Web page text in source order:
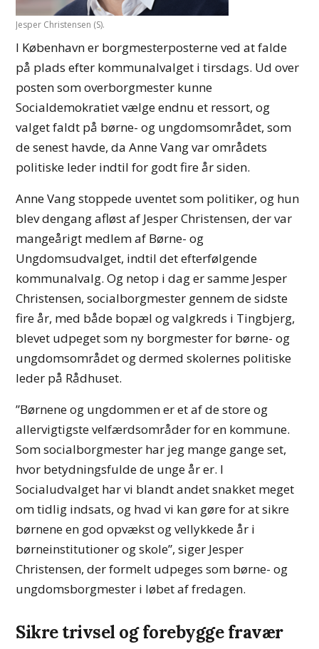
Jesper Christensen (S).
I København er borgmesterposterne ved at falde
på plads efter kommunalvalget i tirsdags. Ud over
posten som overborgmester kunne
Socialdemokratiet vælge endnu et ressort, og
valget faldt på børne- og ungdomsområdet, som
de senest havde, da Anne Vang var områdets
politiske leder indtil for godt fire år siden.
Anne Vang stoppede uventet som politiker, og hun
blev dengang afløst af Jesper Christensen, der var
mangeårigt medlem af Børne- og
Ungdomsudvalget, indtil det efterfølgende
kommunalvalg. Og netop i dag er samme Jesper
Christensen, socialborgmester gennem de sidste
fire år, med både bopæl og valgkreds i Tingbjerg,
blevet udpeget som ny borgmester for børne- og
ungdomsområdet og dermed skolernes politiske
leder på Rådhuset.
”Børnene og ungdommen er et af de store og
allervigtigste velfærdsområder for en kommune.
Som socialborgmester har jeg mange gange set,
hvor betydningsfulde de unge år er. I
Socialudvalget har vi blandt andet snakket meget
om tidlig indsats, og hvad vi kan gøre for at sikre
børnene en god opvækst og vellykkede år i
børneinstitutioner og skole”, siger Jesper
Christensen, der formelt udpeges som børne- og
ungdomsborgmester i løbet af fredagen.
Sikre trivsel og forebygge fravær